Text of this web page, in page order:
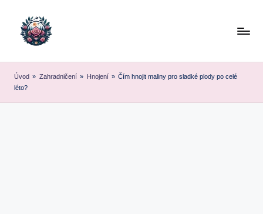
Úvod » Zahradničení » Hnojení » Čím hnojit maliny pro sladké plody po celé
léto?